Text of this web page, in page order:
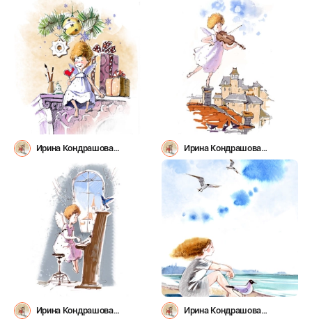
Ирина Кондрашова
Ирина Кондрашова
(irinys1980)
Ирина Кондрашова
Ирина Кондрашова